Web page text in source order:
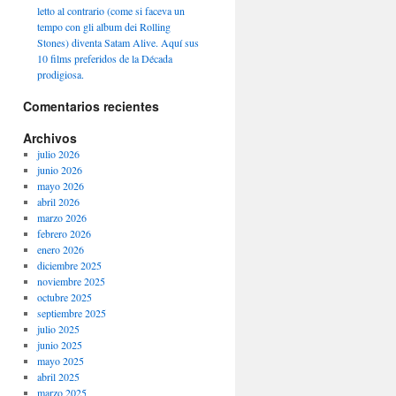
letto al contrario (come si faceva un
tempo con gli album dei Rolling
Stones) diventa Satam Alive. Aquí sus
10 films preferidos de la Década
prodigiosa.
Comentarios recientes
Archivos
julio 2026
junio 2026
mayo 2026
abril 2026
marzo 2026
febrero 2026
enero 2026
diciembre 2025
noviembre 2025
octubre 2025
septiembre 2025
julio 2025
junio 2025
mayo 2025
abril 2025
marzo 2025